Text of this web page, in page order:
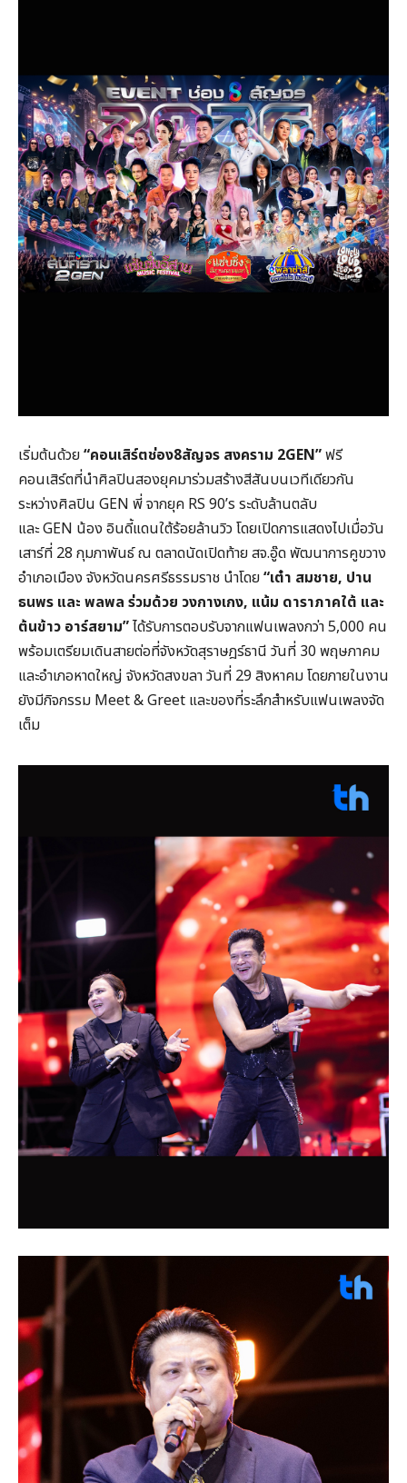
เริ่มต้นด้วย“คอนเสิร์ตช่อง8สัญจร สงคราม 2GEN”ฟรี
คอนเสิร์ตที่นำศิลปินสองยุคมาร่วมสร้างสีสันบนเวทีเดียวกัน
ระหว่างศิลปิน GEN พี่ จากยุค RS 90’s ระดับล้านตลับ
และ GEN น้อง อินดี้แดนใต้ร้อยล้านวิว โดยเปิดการแสดงไปเมื่อวัน
เสาร์ที่ 28 กุมภาพันธ์ ณ ตลาดนัดเปิดท้าย สจ.อู๊ด พัฒนาการคูขวาง
อำเภอเมือง จังหวัดนครศรีธรรมราช นำโดย“เต๋า สมชาย, ปาน
ธนพร และ พลพล ร่วมด้วย วงกางเกง, แน้ม ดาราภาคใต้ และ
ต้นข้าว อาร์สยาม”ได้รับการตอบรับจากแฟนเพลงกว่า 5,000 คน
พร้อมเตรียมเดินสายต่อที่จังหวัดสุราษฎร์ธานี วันที่ 30 พฤษภาคม
และอำเภอหาดใหญ่ จังหวัดสงขลา วันที่ 29 สิงหาคม โดยภายในงาน
ยังมีกิจกรรม Meet & Greet และของที่ระลึกสำหรับแฟนเพลงจัด
เต็ม